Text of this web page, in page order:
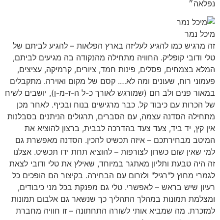
נפלאה״
מיכל נמר
זה מרגיש כמו להגיע לעליזה בארץ הפלאות – להגיע לביתם של
טלי ודובי קופליק. החוויה מתחילה מהנקודה בה מגיעים לביתם,
המלא בצמחים, פסלים, פינות חמד, ציורים, קרמיקה, עציצים,
פעמוני רוח, שעונים ומה לא…. קסם של מקום ואוירה. מתקבלים
במאור פנים ולב חם (שמורגש לאורך כ-ל ה-ז-מ-ן), יושבים לשיח
של הכרות עם כיבוד קל. כבר מרגישים בנוח ובכיף. לאחר מכן
מתחילה הסדנה עצמה, עם הסברים, תרגולים הניתנים בסבלנות
אין קץ, יד ביד, צעד צעד בהדרכה לבבית, ברצון להוציא את
המיטב מבחירתכם – איזה תכשיט להכין. הסדנה מאפשרת גם
למי שאין שום כשרון לצורפות – להוציא תחת ידו תכשיט. אצלנו
זה היה טבעת ותליון מאתגר במיוחד, שאילץ את טלי ודובי לצאת
לגמרי מחוץ ל"רגיל" ולזרום עם הבחירה. בקיצור הם הופכים כל
רעיון שיש בראש – לאפשרי. טלי גם מפנקת בכל מני כיבודים,
ומצלמת תמונות במהלך התהליך כך שנשאר גם אלבום תמונות
למזכרת. מה שמביא אותי לשורה התחתונה – זו חוויה מחברת